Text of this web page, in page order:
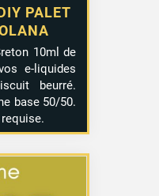
PALET
10ml de
e-liquides
beurré.
base 50/50.